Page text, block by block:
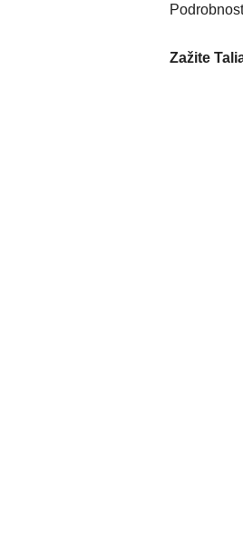
Zažite